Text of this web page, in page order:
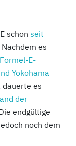
schon seit
Nachdem es
Formel-E-
Yokohama
dauerte es
der
endgültige
noch dem